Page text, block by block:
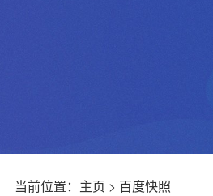
当前位置： 主页 > 百度快照